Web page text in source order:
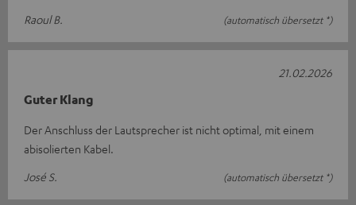
Raoul B.
(automatisch übersetzt *)
Guter Klang
Der Anschluss der Lautsprecher ist nicht optimal, mit einem
abisolierten Kabel.
José S.
(automatisch übersetzt *)
21.02.2026